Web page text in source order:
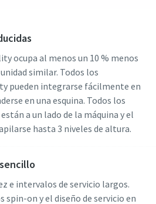
ocupa al menos un 10 % menos
similar. Todos los
pueden integrarse fácilmente en
en una esquina. Todos los
a un lado de la máquina y el
hasta 3 niveles de altura.
e intervalos de servicio largos.
spin-on y el diseño de servicio en